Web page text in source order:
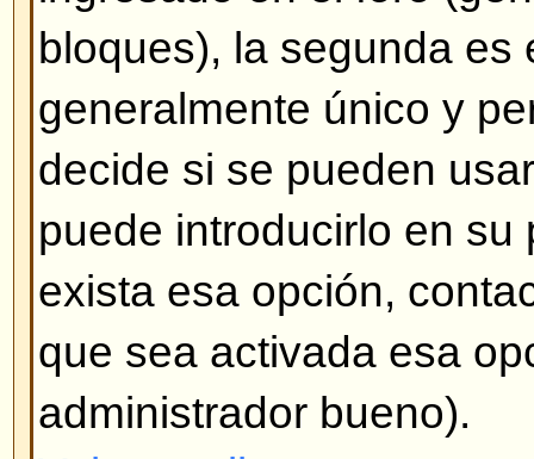
su perfil) y puede evitar que se
mensaje en particular al crearlo.
Volver arriba
¿Cómo creo una encuesta?
Crear una encuesta es fácil --
tema (o modifica el primer
opciónCrear una encuestaen la
formulario de mensaje. Si no ve
probablemente las encuestas